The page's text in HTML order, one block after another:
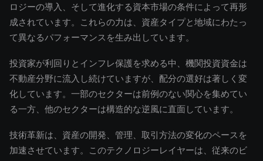
ロジーの導入、そして進化する資本市場の条件によって再形
成されています。これらの力は、資産タイプと地域にわたっ
て異なるパフォーマンスを生み出しています。
投資家が利回りとインフレ保護を求める中、機関投資資金は
不動産分野に流入し続けていますが、配分の選好は著しく変
化しています。一部のセクターは前例のない関心を集めてい
る一方、他のセクターは構造的な逆風に直面しています。
技術革新は、資産の開発、管理、取引方法の変化のペースを
加速させています。このテクノロジーレイヤーは、従来のビ